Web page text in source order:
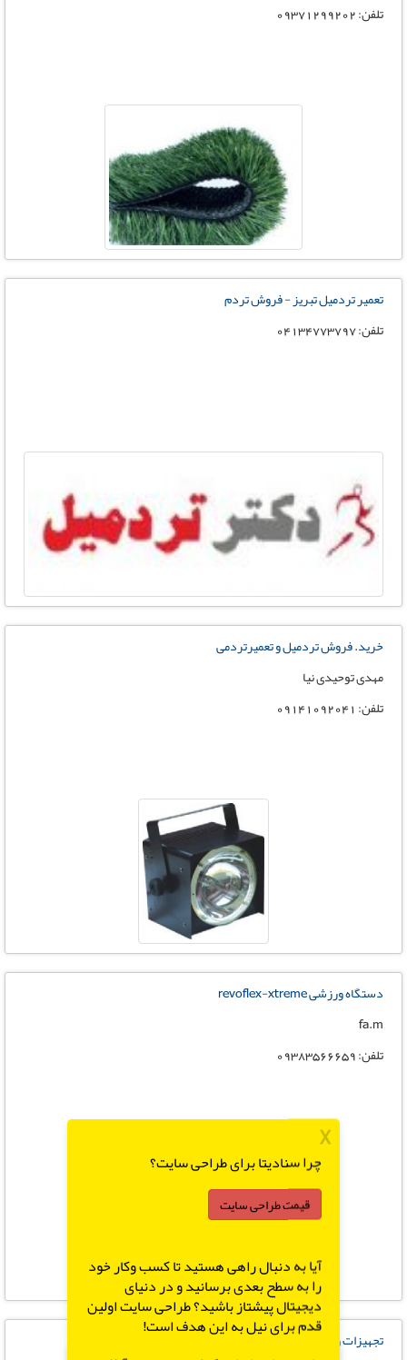
تلفن: 09371299202
تعمیر تردمیل تبریز - فروش تردم
تلفن: 04134773797
خرید. فروش تردمیل و تعمیرتردمی
مهدی توحیدی نیا
تلفن: 09141092041
دستگاه ورزشی revoflex-xtreme
fa.m
تلفن: 09383566659
تجهیزات و لوازم غواصی
X
چرا سنادیتا برای طراحی سایت؟
قیمت طراحی سایت
آیا به دنبال راهی هستید تا کسب وکار خود
را به سطح بعدی برسانید و در دنیای
دیجیتال پیشتاز باشید؟ طراحی سایت اولین
قدم برای نیل به این هدف است!